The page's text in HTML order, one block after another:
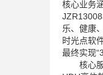
核心业务
乐、健康
时光点软
最终实现
核心服